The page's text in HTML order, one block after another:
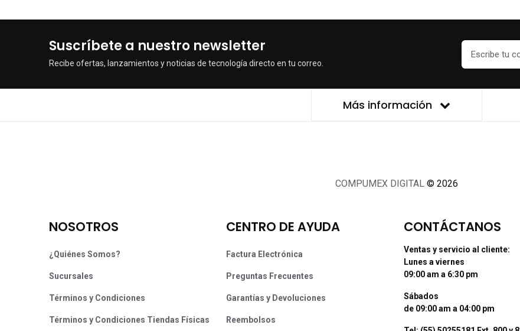
Suscríbete a nuestro newsletter
Recibe ofertas, lanzamientos y noticias de tecnología directo en tu correo.
Más información
COMPUMEX DIGITAL © 2026
NOSOTROS
¿Quiénes Somos?
Sucursales
Términos y Condiciones
Términos y Condiciones Tiendas Físicas
CENTRO DE AYUDA
Factura Electrónica
Preguntas Frecuentes
Garantías y Devoluciones
Reembolsos
CONTÁCTANOS
Ventas y servicio al cliente:
Lunes a viernes
09:00 am a 6:30 pm
Sábados
de 09:00 am a 04:00 pm